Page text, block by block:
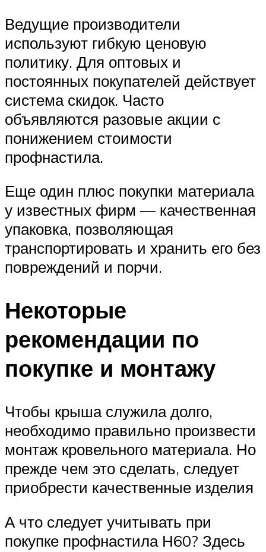
Ведущие производители
используют гибкую ценовую
политику. Для оптовых и
постоянных покупателей действует
система скидок. Часто
объявляются разовые акции с
понижением стоимости
профнастила.
Еще один плюс покупки материала
у известных фирм — качественная
упаковка, позволяющая
транспортировать и хранить его без
повреждений и порчи.
Некоторые
рекомендации по
покупке и монтажу
Чтобы крыша служила долго,
необходимо правильно произвести
монтаж кровельного материала. Но
прежде чем это сделать, следует
приобрести качественные изделия
А что следует учитывать при
покупке профнастила Н60? Здесь